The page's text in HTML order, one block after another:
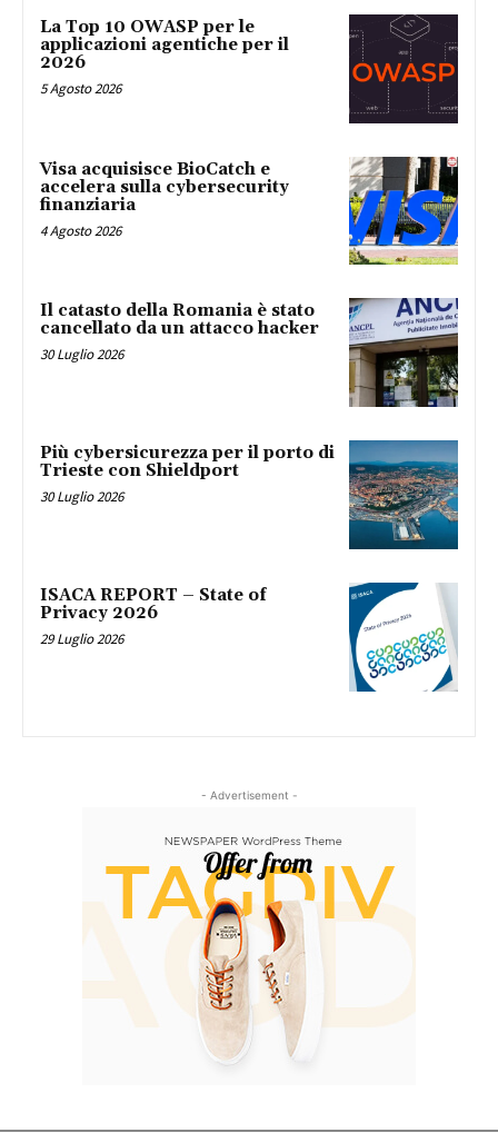
La Top 10 OWASP per le
applicazioni agentiche per il
2026
5 Agosto 2026
Visa acquisisce BioCatch e
accelera sulla cybersecurity
finanziaria
4 Agosto 2026
Il catasto della Romania è stato
cancellato da un attacco hacker
30 Luglio 2026
Più cybersicurezza per il porto di
Trieste con Shieldport
30 Luglio 2026
ISACA REPORT – State of
Privacy 2026
29 Luglio 2026
- Advertisement -